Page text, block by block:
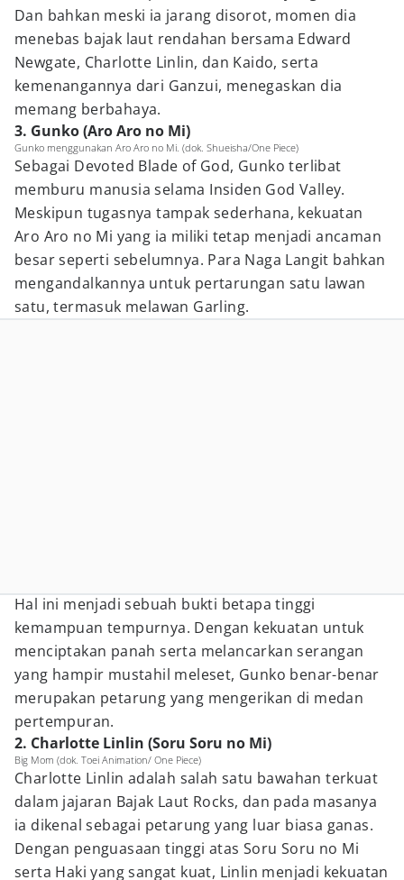
Dan bahkan meski ia jarang disorot, momen dia
menebas bajak laut rendahan bersama Edward
Newgate, Charlotte Linlin, dan Kaido, serta
kemenangannya dari Ganzui, menegaskan dia
memang berbahaya.
3. Gunko (Aro Aro no Mi)
Gunko menggunakan Aro Aro no Mi. (dok. Shueisha/One Piece)
Sebagai Devoted Blade of God, Gunko terlibat
memburu manusia selama Insiden God Valley.
Meskipun tugasnya tampak sederhana, kekuatan
Aro Aro no Mi yang ia miliki tetap menjadi ancaman
besar seperti sebelumnya. Para Naga Langit bahkan
mengandalkannya untuk pertarungan satu lawan
satu, termasuk melawan Garling.
Hal ini menjadi sebuah bukti betapa tinggi
kemampuan tempurnya. Dengan kekuatan untuk
menciptakan panah serta melancarkan serangan
yang hampir mustahil meleset, Gunko benar-benar
merupakan petarung yang mengerikan di medan
pertempuran.
2. Charlotte Linlin (Soru Soru no Mi)
Big Mom (dok. Toei Animation/ One Piece)
Charlotte Linlin adalah salah satu bawahan terkuat
dalam jajaran Bajak Laut Rocks, dan pada masanya
ia dikenal sebagai petarung yang luar biasa ganas.
Dengan penguasaan tinggi atas Soru Soru no Mi
serta Haki yang sangat kuat, Linlin menjadi kekuatan